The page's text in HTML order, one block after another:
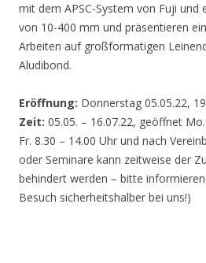
mit dem APSC-System von Fuji und
von 10-400 mm und präsentieren
Arbeiten auf großformatigen
Aludibond.
Eröffnung: Donnerstag 05.05.22,
Zeit: 05.05. – 16.07.22, geöffnet
Fr. 8.30 – 14.00 Uhr und nach
oder Seminare kann zeitweise der
behindert werden – bitte
Besuch sicherheitshalber bei uns!)